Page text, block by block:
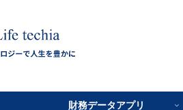
財務データアプリ